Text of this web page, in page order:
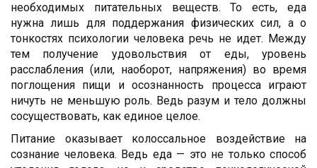
необходимых питательных веществ. То есть, еда
нужна лишь для поддержания физических сил, а о
тонкостях психологии человека речь не идет. Между
тем получение удовольствия от еды, уровень
расслабления (или, наоборот, напряжения) во время
поглощения пищи и осознанность процесса играют
ничуть не меньшую роль. Ведь разум и тело должны
сосуществовать, как единое целое.
Питание оказывает колоссальное воздействие на
сознание человека. Ведь еда — это не только способ